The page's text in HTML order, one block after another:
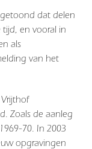
dat delen
tijd, en vooral in
als
van het
Zoals de aanleg
70. In 2003
opgravingen